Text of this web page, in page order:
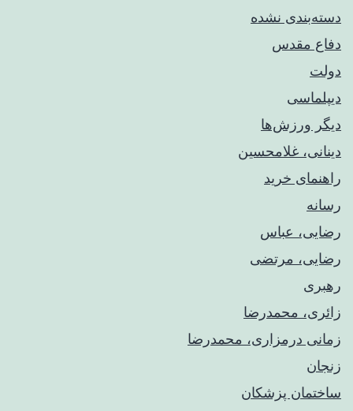
دسته‌بندی نشده
دفاع مقدس
دولت
دیپلماسی
دیگر ورزش‌ها
دینانی، غلامحسین
راهنمای خريد
رسانه
رضایی، عباس
رضایی، مرتضی
رهبری
زائری، محمدرضا
زمانی درمزاری، محمدرضا
زنجان
ساختمان پزشکان